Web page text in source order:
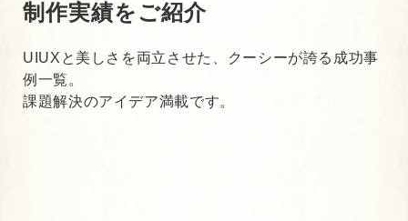
制作実績をご紹介
UIUXと美しさを両立させた、クーシーが誇る成功事
例一覧。
課題解決のアイデア満載です。